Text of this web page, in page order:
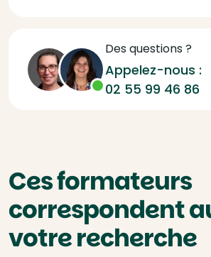
Des questions ?
Appelez-nous :
02 55 99 46 86
Ces formateurs
correspondent
votre recherche